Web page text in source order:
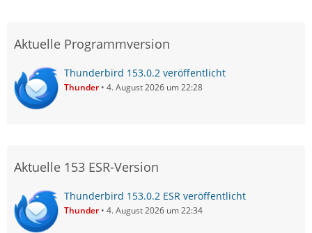
Aktuelle Programmversion
Thunderbird 153.0.2 veröffentlicht
Thunder 4. August 2026 um 22:28
Aktuelle 153 ESR-Version
Thunderbird 153.0.2 ESR veröffentlicht
Thunder 4. August 2026 um 22:34